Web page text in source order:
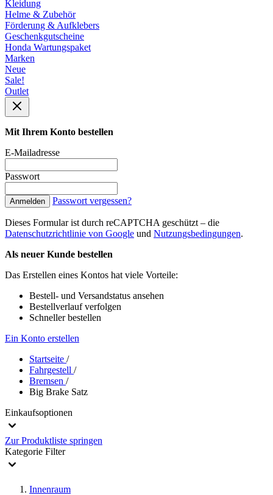
Kleidung
Helme & Zubehör
Förderung & Aufklebers
Geschenkgutscheine
Honda Wartungspaket
Marken
Neue
Sale!
Outlet
Mit Ihrem Konto bestellen
E-Mailadresse
Passwort
Anmelden Passwort vergessen?
Dieses Formular ist durch reCAPTCHA geschützt – die
Datenschutzrichtlinie von Google und Nutzungsbedingungen.
Als neuer Kunde bestellen
Das Erstellen eines Kontos hat viele Vorteile:
Bestell- und Versandstatus ansehen
Bestellverlauf verfolgen
Schneller bestellen
Ein Konto erstellen
Startseite /
Fahrgestell /
Bremsen /
Big Brake Satz
Einkaufsoptionen
Zur Produktliste springen
Kategorie Filter
Innenraum